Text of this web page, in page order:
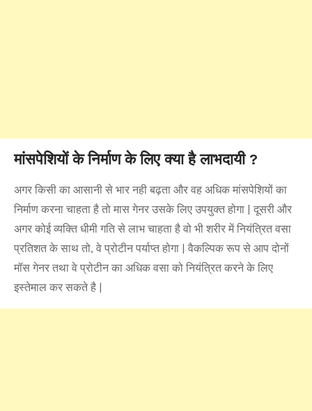
मांसपेशियों के निर्माण के लिए क्या है लाभदायी ?
अगर किसी का आसानी से भार नही बढ़ता और वह अधिक मांसपेशियों का
निर्माण करना चाहता है तो मास गेनर उसके लिए उपयुक्त होगा | दूसरी और
अगर कोई व्यक्ति धीमी गति से लाभ चाहता है वो भी शरीर में नियंत्रित वसा
प्रतिशत के साथ तो, वे प्रोटीन पर्याप्त होगा | वैकल्पिक रूप से आप दोनों
मॉस गेनर तथा वे प्रोटीन का अधिक वसा को नियंत्रित करने के लिए
इस्तेमाल कर सकते है |